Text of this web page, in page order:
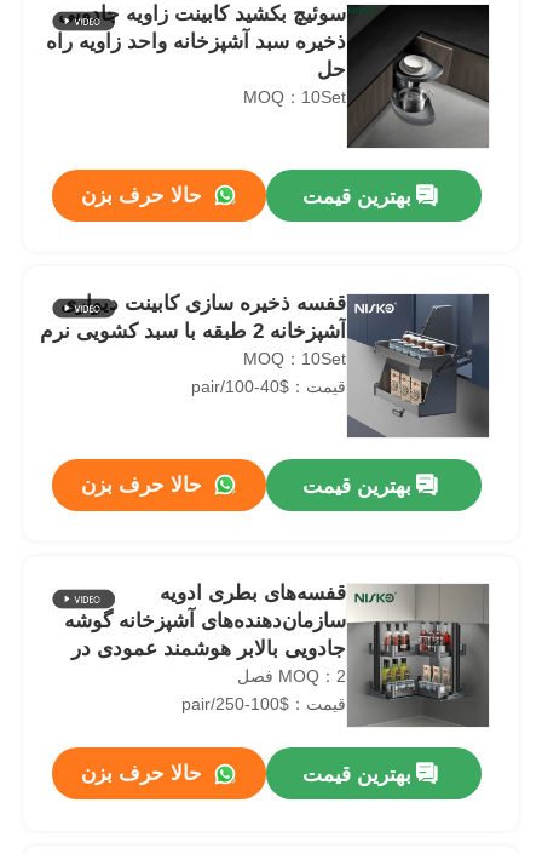
سوئیچ بکشید کابینت زاویه جادویی
ذخیره سبد آشپزخانه واحد زاویه راه
حل
MOQ：10Set
بهترین قیمت حالا حرف بزن
قفسه ذخیره سازی کابینت دیواری
آشپزخانه 2 طبقه با سبد کشویی نرم
MOQ：10Set
قیمت：$40-100/pair
بهترین قیمت حالا حرف بزن
قفسه‌های بطری ادویه
سازمان‌دهنده‌های آشپزخانه گوشه
جادویی بالابر هوشمند عمودی در
حال افزایش
MOQ：2 فصل
قیمت：$100-250/pair
بهترین قیمت حالا حرف بزن